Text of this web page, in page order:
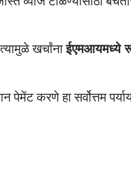
खर्चांनाईएमआयमध्ये
करणे हा सर्वोत्तम